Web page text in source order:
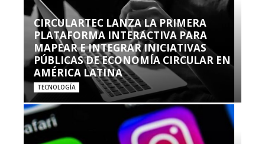
CIRCULARTEC LANZA LA PRIMERA
PLATAFORMA INTERACTIVA PARA
MAPEAR E INTEGRAR INICIATIVAS
PÚBLICAS DE ECONOMÍA CIRCULAR EN
AMÉRICA LATINA
TECNOLOGÍA